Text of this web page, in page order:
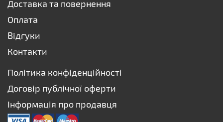
Доставка та повернення
Оплата
Відгуки
Контакти
Політика конфіденційності
Договір публічної оферти
Інформація про продавця